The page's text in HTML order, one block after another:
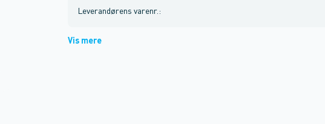
Leverandørens varenr. :
Vis mere